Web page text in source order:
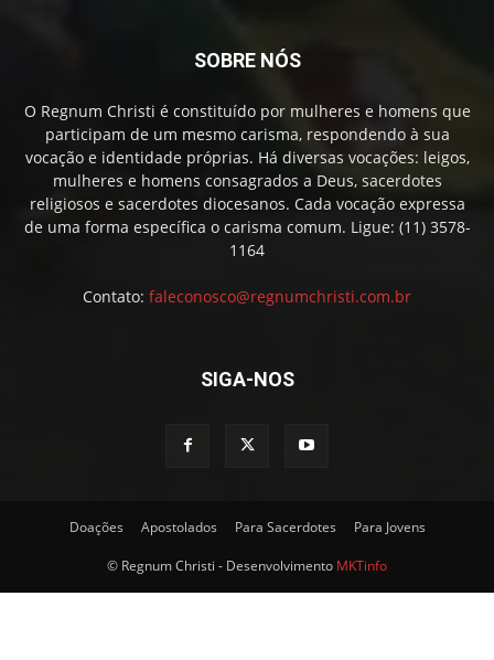
SOBRE NÓS
O Regnum Christi é constituído por mulheres e homens que
participam de um mesmo carisma, respondendo à sua
vocação e identidade próprias. Há diversas vocações: leigos,
mulheres e homens consagrados a Deus, sacerdotes
religiosos e sacerdotes diocesanos. Cada vocação expressa
de uma forma específica o carisma comum. Ligue: (11) 3578-
1164
Contato: faleconosco@regnumchristi.com.br
SIGA-NOS
Doações Apostolados Para Sacerdotes Para Jovens
© Regnum Christi - Desenvolvimento MKTinfo